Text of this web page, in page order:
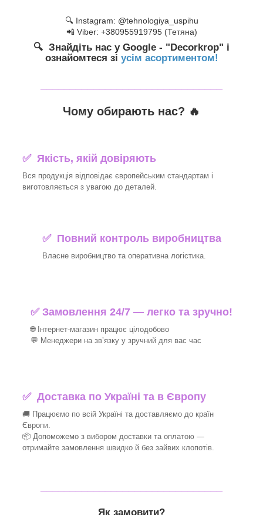
🔍 Instagram: @tehnologiya_uspihu
📲 Viber: +380955919795 (Тетяна)
🔍 Знайдіть нас у Google - "Decorkrop" і
ознайомтеся зі усім асортиментом!
Чому обирають нас? 🔥
✅ Якість, якій довіряють
Вся продукція відповідає європейським стандартам і
виготовляється з увагою до деталей.
✅ Повний контроль виробництва
Власне виробництво та оперативна логістика.
✅ Замовлення 24/7 — легко та зручно!
🌐 Інтернет-магазин працює цілодобово
💬 Менеджери на зв’язку у зручний для вас час
✅Доставка по Україні та в Європу
🚚 Працюємо по всій Україні та доставляємо до країн
Європи.
📦 Допоможемо з вибором доставки та оплатою —
отримайте замовлення швидко й без зайвих клопотів.
Як замовити?